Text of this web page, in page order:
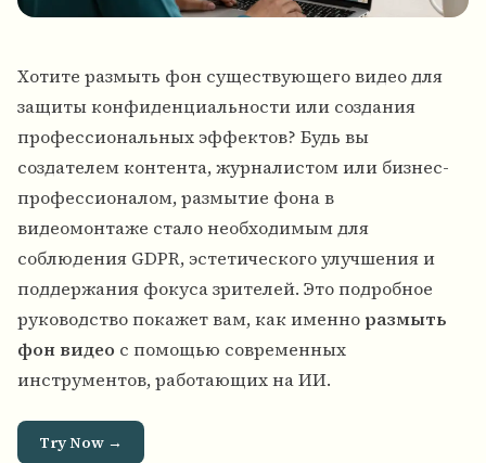
Хотите размыть фон существующего видео для
защиты конфиденциальности или создания
профессиональных эффектов? Будь вы
создателем контента, журналистом или бизнес-
профессионалом,размытие фона в
видеомонтаже стало необходимым для
соблюдения GDPR, эстетического улучшения и
поддержания фокуса зрителей. Это подробное
руководство покажет вам, как именно размыть
фон видео с помощью современных
инструментов, работающих на ИИ.
Try Now →